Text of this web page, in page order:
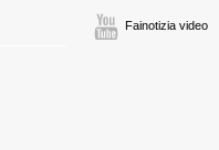
Fainotizia video